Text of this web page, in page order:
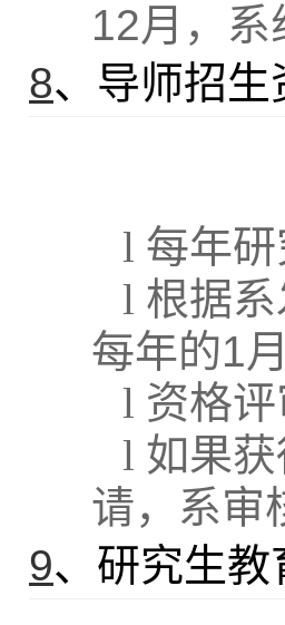
12月，
8、导师招生
l 每年
l 根据系
每年的1
l 资格
l 如果
请，系审
9、研究生